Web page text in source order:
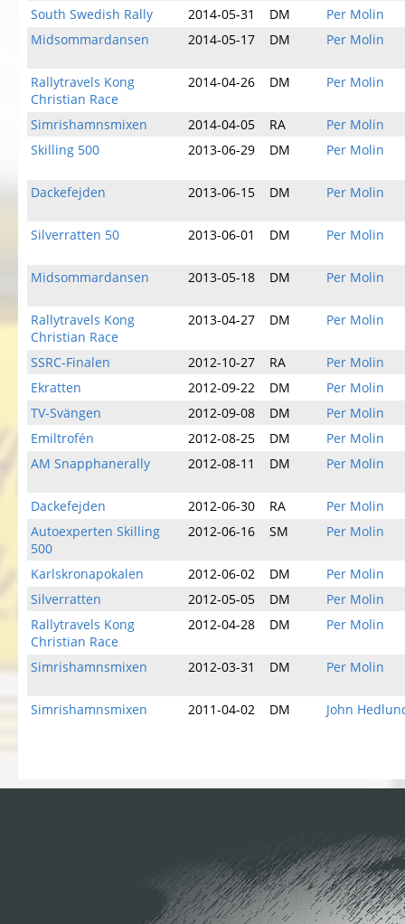
South Swedish Rally 2014-05-31 DM
Per Molin
Midsommardansen
2014-05-17 DM Per Molin
Rallytravels Kong
Christian Race
2014-04-26 DM Per Molin
Simrishamnsmixen 2014-04-05 RA
Per Molin
Skilling 500
2013-06-29 DM Per Molin
Dackefejden 2013-06-15 DM Per Molin
Silverratten 50 2013-06-01 DM Per Molin
Midsommardansen 2013-05-18 DM Per Molin
Rallytravels Kong
Christian Race
2013-04-27 DM Per Molin
SSRC-Finalen 2012-10-27 RA
Per Molin
Ekratten
2012-09-22 DM
Per Molin
TV-Svängen
2012-09-08 DM
Per Molin
Emiltrofén
2012-08-25 DM
Per Molin
AM Snapphanerally
2012-08-11 DM Per Molin
Dackefejden 2012-06-30 RA
Per Molin
Autoexperten Skilling
500
2012-06-16 SM Per Molin
Karlskronapokalen 2012-06-02 DM
Per Molin
Silverratten
2012-05-05 DM
Per Molin
Rallytravels Kong
Christian Race
2012-04-28 DM Per Molin
Simrishamnsmixen 2012-03-31 DM Per Molin
Simrishamnsmixen 2011-04-02 DM John